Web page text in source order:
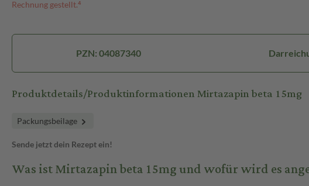
Rechnung gestellt.⁴
PZN: 04087340
Produktdetails/Produktinformationen Mirtazapin beta 15mg
Packungsbeilage
Sende jetzt dein Rezept ein!
Was ist Mirtazapin beta 15mg und wofür wird es